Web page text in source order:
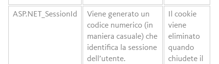
ASP.NET_SessionId
Viene generato un
codice numerico (in
maniera casuale) che
identifica la sessione
dell’utente.
Il cookie
viene
eliminato
quando
chiudete il